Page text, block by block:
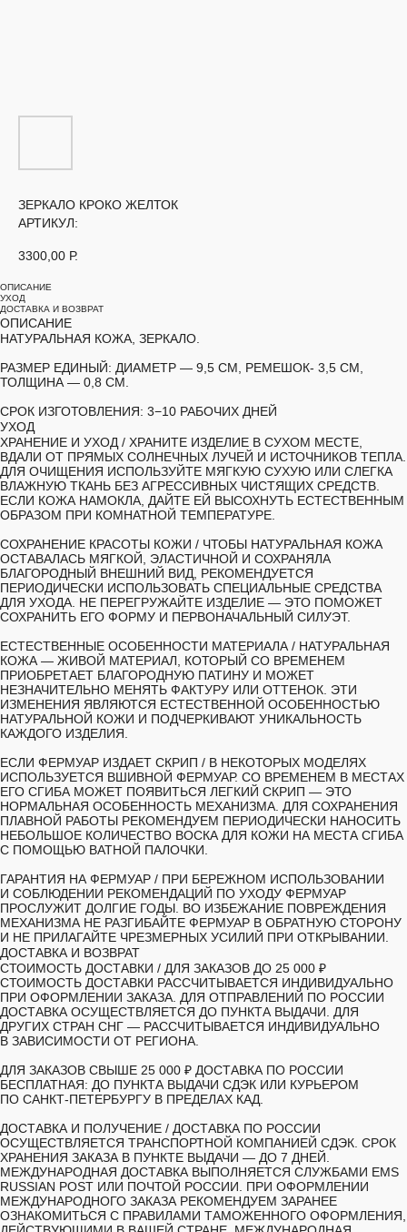
ЗЕРКАЛО КРОКО ЖЕЛТОК
АРТИКУЛ:
3300,00 Р.
ОПИСАНИЕ
УХОД
ДОСТАВКА И ВОЗВРАТ
ОПИСАНИЕ
НАТУРАЛЬНАЯ КОЖА, ЗЕРКАЛО.
РАЗМЕР ЕДИНЫЙ: ДИАМЕТР — 9,5 СМ, РЕМЕШОК- 3,5 СМ,
ТОЛЩИНА — 0,8 СМ.
СРОК ИЗГОТОВЛЕНИЯ: 3−10 РАБОЧИХ ДНЕЙ
УХОД
ХРАНЕНИЕ И УХОД / ХРАНИТЕ ИЗДЕЛИЕ В СУХОМ МЕСТЕ,
ВДАЛИ ОТ ПРЯМЫХ СОЛНЕЧНЫХ ЛУЧЕЙ И ИСТОЧНИКОВ ТЕПЛА.
ДЛЯ ОЧИЩЕНИЯ ИСПОЛЬЗУЙТЕ МЯГКУЮ СУХУЮ ИЛИ СЛЕГКА
ВЛАЖНУЮ ТКАНЬ БЕЗ АГРЕССИВНЫХ ЧИСТЯЩИХ СРЕДСТВ.
ЕСЛИ КОЖА НАМОКЛА, ДАЙТЕ ЕЙ ВЫСОХНУТЬ ЕСТЕСТВЕННЫМ
ОБРАЗОМ ПРИ КОМНАТНОЙ ТЕМПЕРАТУРЕ.
СОХРАНЕНИЕ КРАСОТЫ КОЖИ / ЧТОБЫ НАТУРАЛЬНАЯ КОЖА
ОСТАВАЛАСЬ МЯГКОЙ, ЭЛАСТИЧНОЙ И СОХРАНЯЛА
БЛАГОРОДНЫЙ ВНЕШНИЙ ВИД, РЕКОМЕНДУЕТСЯ
ПЕРИОДИЧЕСКИ ИСПОЛЬЗОВАТЬ СПЕЦИАЛЬНЫЕ СРЕДСТВА
ДЛЯ УХОДА. НЕ ПЕРЕГРУЖАЙТЕ ИЗДЕЛИЕ — ЭТО ПОМОЖЕТ
СОХРАНИТЬ ЕГО ФОРМУ И ПЕРВОНАЧАЛЬНЫЙ СИЛУЭТ.
ЕСТЕСТВЕННЫЕ ОСОБЕННОСТИ МАТЕРИАЛА / НАТУРАЛЬНАЯ
КОЖА — ЖИВОЙ МАТЕРИАЛ, КОТОРЫЙ СО ВРЕМЕНЕМ
ПРИОБРЕТАЕТ БЛАГОРОДНУЮ ПАТИНУ И МОЖЕТ
НЕЗНАЧИТЕЛЬНО МЕНЯТЬ ФАКТУРУ ИЛИ ОТТЕНОК. ЭТИ
ИЗМЕНЕНИЯ ЯВЛЯЮТСЯ ЕСТЕСТВЕННОЙ ОСОБЕННОСТЬЮ
НАТУРАЛЬНОЙ КОЖИ И ПОДЧЕРКИВАЮТ УНИКАЛЬНОСТЬ
КАЖДОГО ИЗДЕЛИЯ.
ЕСЛИ ФЕРМУАР ИЗДАЕТ СКРИП / В НЕКОТОРЫХ МОДЕЛЯХ
ИСПОЛЬЗУЕТСЯ ВШИВНОЙ ФЕРМУАР. СО ВРЕМЕНЕМ В МЕСТАХ
ЕГО СГИБА МОЖЕТ ПОЯВИТЬСЯ ЛЕГКИЙ СКРИП — ЭТО
НОРМАЛЬНАЯ ОСОБЕННОСТЬ МЕХАНИЗМА. ДЛЯ СОХРАНЕНИЯ
ПЛАВНОЙ РАБОТЫ РЕКОМЕНДУЕМ ПЕРИОДИЧЕСКИ НАНОСИТЬ
НЕБОЛЬШОЕ КОЛИЧЕСТВО ВОСКА ДЛЯ КОЖИ НА МЕСТА СГИБА
С ПОМОЩЬЮ ВАТНОЙ ПАЛОЧКИ.
ГАРАНТИЯ НА ФЕРМУАР / ПРИ БЕРЕЖНОМ ИСПОЛЬЗОВАНИИ
И СОБЛЮДЕНИИ РЕКОМЕНДАЦИЙ ПО УХОДУ ФЕРМУАР
ПРОСЛУЖИТ ДОЛГИЕ ГОДЫ. ВО ИЗБЕЖАНИЕ ПОВРЕЖДЕНИЯ
МЕХАНИЗМА НЕ РАЗГИБАЙТЕ ФЕРМУАР В ОБРАТНУЮ СТОРОНУ
И НЕ ПРИЛАГАЙТЕ ЧРЕЗМЕРНЫХ УСИЛИЙ ПРИ ОТКРЫВАНИИ.
ДОСТАВКА И ВОЗВРАТ
СТОИМОСТЬ ДОСТАВКИ / ДЛЯ ЗАКАЗОВ ДО 25 000 ₽
СТОИМОСТЬ ДОСТАВКИ РАССЧИТЫВАЕТСЯ ИНДИВИДУАЛЬНО
ПРИ ОФОРМЛЕНИИ ЗАКАЗА. ДЛЯ ОТПРАВЛЕНИЙ ПО РОССИИ
ДОСТАВКА ОСУЩЕСТВЛЯЕТСЯ ДО ПУНКТА ВЫДАЧИ. ДЛЯ
ДРУГИХ СТРАН СНГ — РАССЧИТЫВАЕТСЯ ИНДИВИДУАЛЬНО
В ЗАВИСИМОСТИ ОТ РЕГИОНА.
ДЛЯ ЗАКАЗОВ СВЫШЕ 25 000 ₽ ДОСТАВКА ПО РОССИИ
БЕСПЛАТНАЯ: ДО ПУНКТА ВЫДАЧИ СДЭК ИЛИ КУРЬЕРОМ
ПО САНКТ-ПЕТЕРБУРГУ В ПРЕДЕЛАХ КАД.
ДОСТАВКА И ПОЛУЧЕНИЕ / ДОСТАВКА ПО РОССИИ
ОСУЩЕСТВЛЯЕТСЯ ТРАНСПОРТНОЙ КОМПАНИЕЙ СДЭК. СРОК
ХРАНЕНИЯ ЗАКАЗА В ПУНКТЕ ВЫДАЧИ — ДО 7 ДНЕЙ.
МЕЖДУНАРОДНАЯ ДОСТАВКА ВЫПОЛНЯЕТСЯ СЛУЖБАМИ EMS
RUSSIAN POST ИЛИ ПОЧТОЙ РОССИИ. ПРИ ОФОРМЛЕНИИ
МЕЖДУНАРОДНОГО ЗАКАЗА РЕКОМЕНДУЕМ ЗАРАНЕЕ
ОЗНАКОМИТЬСЯ С ПРАВИЛАМИ ТАМОЖЕННОГО ОФОРМЛЕНИЯ,